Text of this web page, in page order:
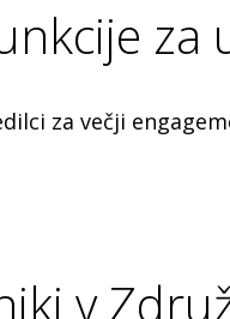
za
za večji
v